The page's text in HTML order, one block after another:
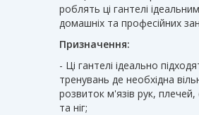
роблять ці гантелі
домашніх та професійних
Призначення:
- Ці гантелі ідеально
тренувань де необхідна
розвиток м'язів рук, плечей,
та ніг;